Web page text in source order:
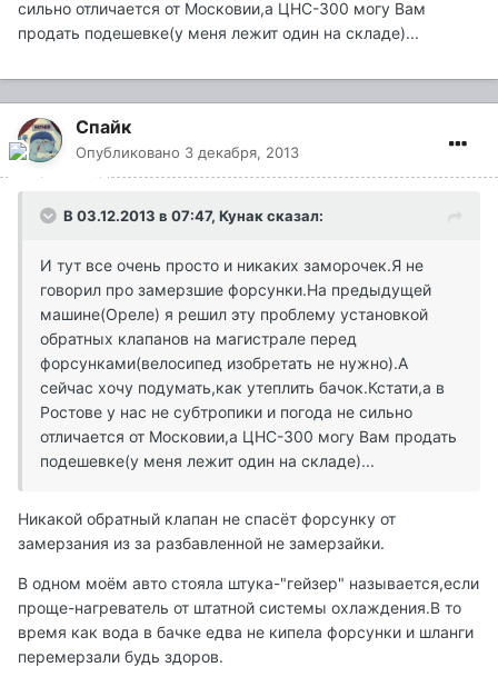
сильно отличается от Московии,а ЦНС-300 могу Вам
продать подешевке(у меня лежит один на складе)...
Спайк
Опубликовано 3 декабря, 2013
В 03.12.2013 в 07:47, Кунак сказал:
И тут все очень просто и никаких заморочек.Я не
говорил про замерзшие форсунки.На предыдущей
машине(Ореле) я решил эту проблему установкой
обратных клапанов на магистрале перед
форсунками(велосипед изобретать не нужно).А
сейчас хочу подумать,как утеплить бачок.Кстати,а в
Ростове у нас не субтропики и погода не сильно
отличается от Московии,а ЦНС-300 могу Вам продать
подешевке(у меня лежит один на складе)...
Никакой обратный клапан не спасёт форсунку от
замерзания из за разбавленной не замерзайки.
В одном моём авто стояла штука-"гейзер" называется,если
проще-нагреватель от штатной системы охлаждения.В то
время как вода в бачке едва не кипела форсунки и шланги
перемерзали будь здоров.